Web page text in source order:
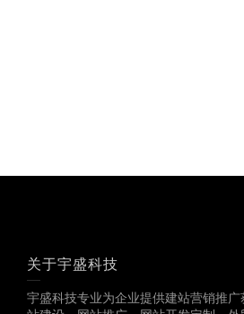
关于宇盛科技
宇盛科技专业为企业提供建站营销推